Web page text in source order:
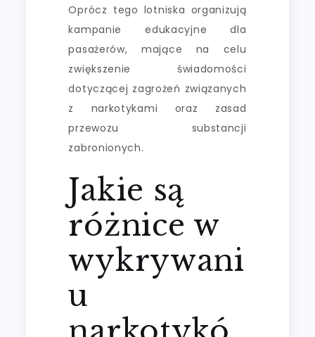
Oprócz tego lotniska organizują
kampanie edukacyjne dla
pasażerów, mające na celu
zwiększenie świadomości
dotyczącej zagrożeń związanych
z narkotykami oraz zasad
przewozu substancji
zabronionych.
Jakie są
różnice w
wykrywani
u